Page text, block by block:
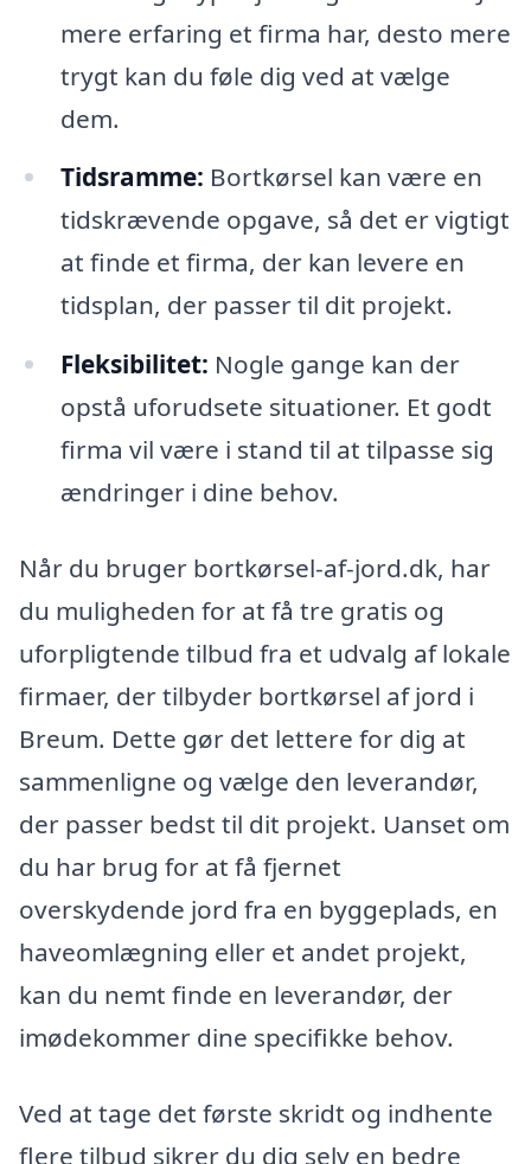
mere erfaring et firma har, desto mere
trygt kan du føle dig ved at vælge
dem.
Tidsramme: Bortkørsel kan være en
tidskrævende opgave, så det er vigtigt
at finde et firma, der kan levere en
tidsplan, der passer til dit projekt.
Fleksibilitet: Nogle gange kan der
opstå uforudsete situationer. Et godt
firma vil være i stand til at tilpasse sig
ændringer i dine behov.
Når du bruger bortkørsel-af-jord.dk, har
du muligheden for at få tre gratis og
uforpligtende tilbud fra et udvalg af lokale
firmaer, der tilbyder bortkørsel af jord i
Breum. Dette gør det lettere for dig at
sammenligne og vælge den leverandør,
der passer bedst til dit projekt. Uanset om
du har brug for at få fjernet
overskydende jord fra en byggeplads, en
haveomlægning eller et andet projekt,
kan du nemt finde en leverandør, der
imødekommer dine specifikke behov.
Ved at tage det første skridt og indhente
flere tilbud sikrer du dig selv en bedre